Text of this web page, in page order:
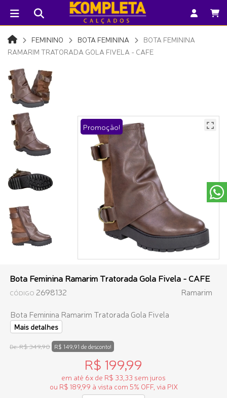
FEMININO BOTA FEMININA
BOTA FEMININA
RAMARIM TRATORADA GOLA FIVELA - CAFE
Promoção!
Bota Feminina Ramarim Tratorada Gola Fivela - CAFE
CÓDIGO 2698132
Ramarim
Bota Feminina Ramarim Tratorada Gola Fivela
Mais detalhes
De:R$ 349,90 R$ 149,91 de desconto!
R$ 199,99
em até 6x de R$ 33,33 sem juros
ou R$ 189,99 à vista com 5% OFF, via PIX